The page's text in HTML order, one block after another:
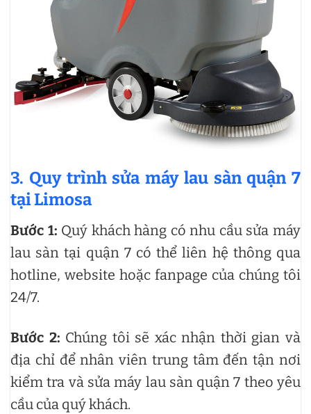
3. Quy trình sửa máy lau sàn quận 7
tại Limosa
Bước 1: Quý khách hàng có nhu cầu sửa máy
lau sàn tại quận 7 có thể liên hệ thông qua
hotline, website hoặc fanpage của chúng tôi
24/7.
Bước 2: Chúng tôi sẽ xác nhận thời gian và
địa chỉ để nhân viên trung tâm đến tận nơi
kiểm tra và sửa máy lau sàn quận 7 theo yêu
cầu của quý khách.